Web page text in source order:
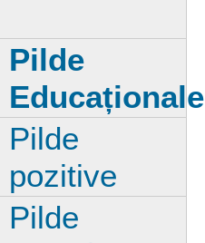
Pilde
Educaționale
Pilde
pozitive
Pilde